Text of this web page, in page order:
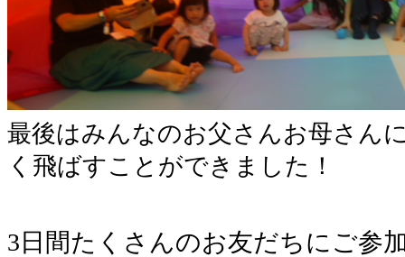
最後はみんなのお父さんお母さん
く飛ばすことができました！
3日間たくさんのお友だちにご参